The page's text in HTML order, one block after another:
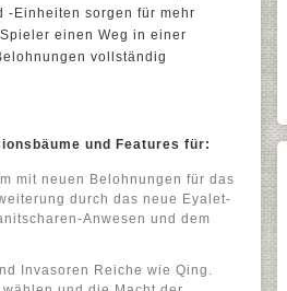
-Einheiten sorgen für mehr
einen Weg in einer
vollständig
und Features für:
mit neuen Belohnungen für das
durch das neue Eyalet-
Anwesen und dem
Invasoren Reiche wie Qing.